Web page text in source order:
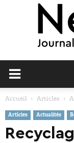
Accueil Articles
Articles Actualités